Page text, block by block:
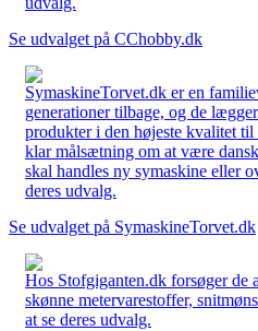
Se udvalget på CChobby.dk
SymaskineTorvet.dk er en
generationer tilbage, og de
produkter i den højeste kvalitet til
klar målsætning om at være
skal handles ny symaskine eller
deres udvalg.
Se udvalget på SymaskineTorvet.dk
Hos Stofgiganten.dk forsøger de
skønne metervarestoffer,
at se deres udvalg.